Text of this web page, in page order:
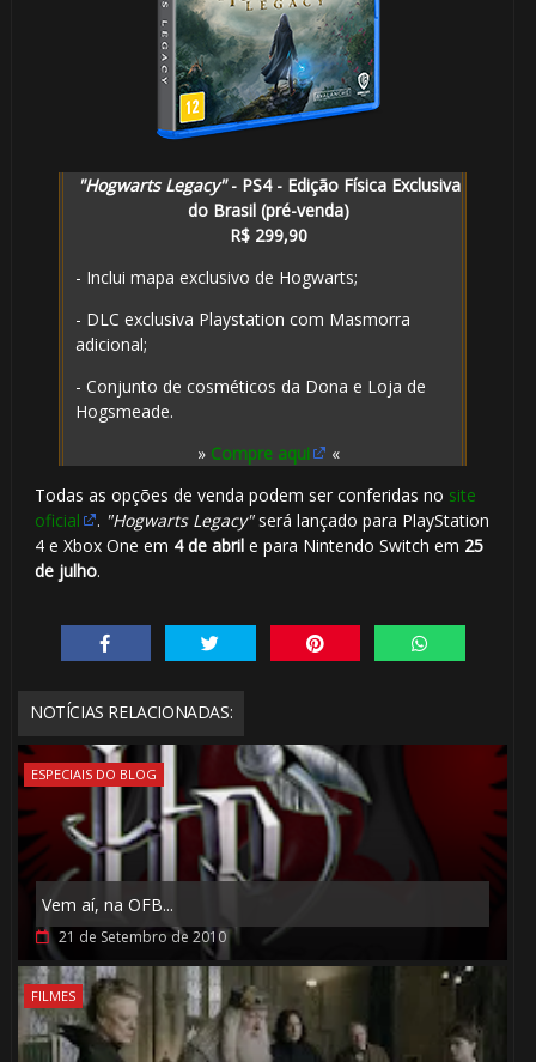
"Hogwarts Legacy"- PS4 - Edição Física Exclusiva
do Brasil (pré-venda)
R$ 299,90
- Inclui mapa exclusivo de Hogwarts;
- DLC exclusiva Playstation com Masmorra
adicional;
- Conjunto de cosméticos da Dona e Loja de
Hogsmeade.
» Compre aqui
«
Todas as opções de venda podem ser conferidas no site
oficial
. "Hogwarts Legacy"será lançado para PlayStation
4 e Xbox One em 4 de abrile para Nintendo Switch em 25
de julho.
NOTÍCIAS RELACIONADAS:
ESPECIAIS DO BLOG
Vem aí, na OFB...
21 de Setembro de 2010
FILMES